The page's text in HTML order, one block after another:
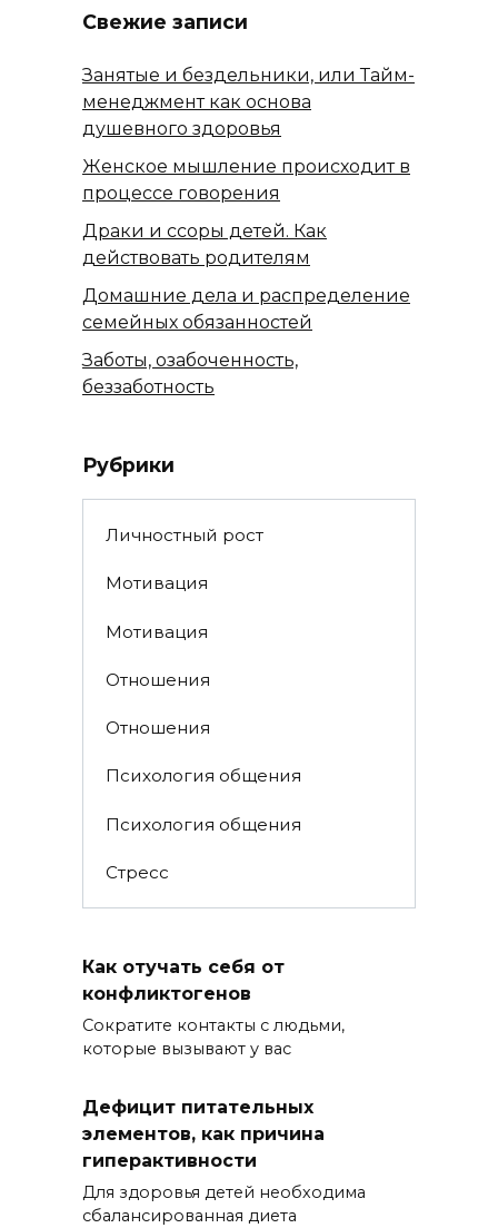
Свежие записи
Занятые и бездельники, или Тайм-
менеджмент как основа
душевного здоровья
Женское мышление происходит в
процессе говорения
Драки и ссоры детей. Как
действовать родителям
Домашние дела и распределение
семейных обязанностей
Заботы, озабоченность,
беззаботность
Рубрики
Личностный рост
Мотивация
Мотивация
Отношения
Отношения
Психология общения
Психология общения
Стресс
Как отучать себя от
конфликтогенов
Сократите контакты с людьми,
которые вызывают у вас
Дефицит питательных
элементов, как причина
гиперактивности
Для здоровья детей необходима
сбалансированная диета